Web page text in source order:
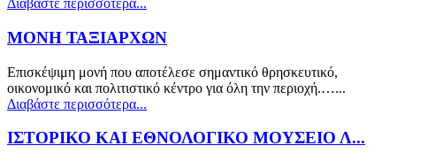
Διαβάστε περισσότερα...
ΜΟΝΗ ΤΑΞΙΑΡΧΩΝ
Επισκέψιμη μονή που αποτέλεσε σημαντικό θρησκευτικό,
οικονομικό και πολιτιστικό κέντρο για όλη την περιοχή.…...
Διαβάστε περισσότερα...
ΙΣΤΟΡΙΚΟ ΚΑΙ ΕΘΝΟΛΟΓΙΚΟ ΜΟΥΣΕΙΟ Λ...